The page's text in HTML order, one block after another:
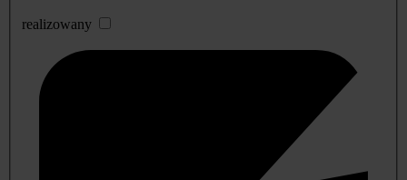
realizowany